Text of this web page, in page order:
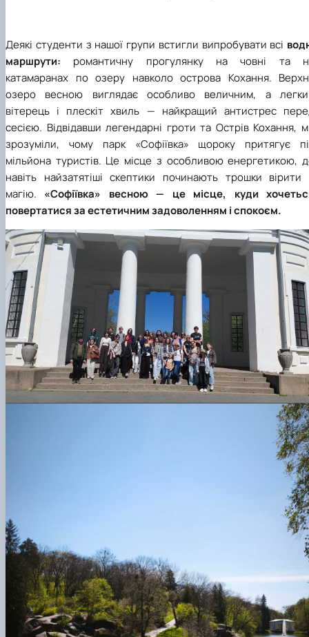
Деякі студенти з нашої групи встигли випробувати всі
маршрути: романтичну прогулянку на човні та
катамаранах по озеру навколо острова Кохання.
озеро весною виглядає особливо величним, а
вітерець і плескіт хвиль — найкращий антистрес
сесією. Відвідавши легендарні гроти та Острів Кохання,
зрозуміли, чому парк «Софіївка» щороку притягує
мільйона туристів. Це місце з особливою енергетикою,
навіть найзатятіші скептики починають трошки вірити
магію. «Софіївка» весною — це місце, куди
повертатися за естетичним задоволенням і спокоєм.